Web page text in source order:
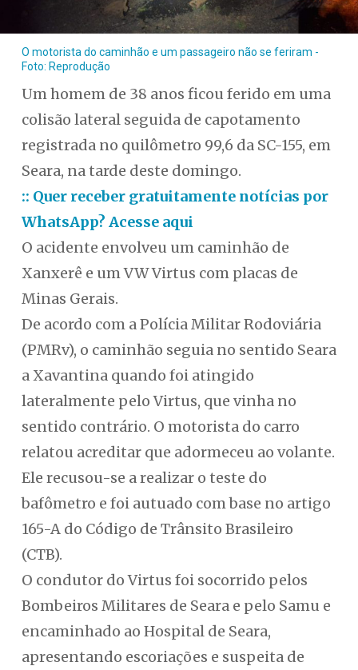
O motorista do caminhão e um passageiro não se feriram -
Foto: Reprodução
Um homem de 38 anos ficou ferido em uma
colisão lateral seguida de capotamento
registrada no quilômetro 99,6 da SC-155, em
Seara, na tarde deste domingo.
:: Quer receber gratuitamente notícias por
WhatsApp? Acesse aqui
O acidente envolveu um caminhão de
Xanxerê e um VW Virtus com placas de
Minas Gerais.
De acordo com a Polícia Militar Rodoviária
(PMRv), o caminhão seguia no sentido Seara
a Xavantina quando foi atingido
lateralmente pelo Virtus, que vinha no
sentido contrário. O motorista do carro
relatou acreditar que adormeceu ao volante.
Ele recusou-se a realizar o teste do
bafômetro e foi autuado com base no artigo
165-A do Código de Trânsito Brasileiro
(CTB).
O condutor do Virtus foi socorrido pelos
Bombeiros Militares de Seara e pelo Samu e
encaminhado ao Hospital de Seara,
apresentando escoriações e suspeita de